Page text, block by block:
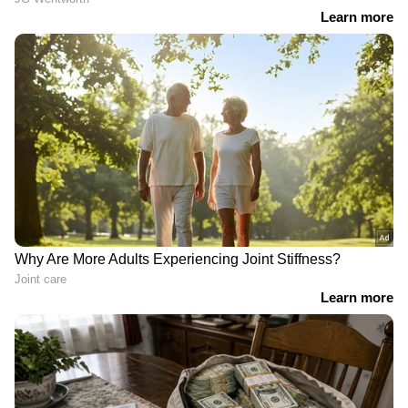
Related Articles
'അതോടെ ആ പ്രശസ്‍ത നടനെ ഞാൻ
വെറുത്ത് പോയി'; ദുരനുഭവം പറഞ്ഞ്
സോഷ്യൽ മീഡിയ താരം അഖിൽ
'നിങ്ങൾ കൂടി നശിക്കൂ എന്ന ചിന്തയാണ്';
ലഹരി ആരോപണം നടത്തിയ
സജ്‍നക്കെതിരെ ദിയ സന
സാമ്പത്തിക തർക്കത്തിൽ
മധ്യസ്ഥതയ്ക്ക്
വിടണമെന്ന ആവശ്യം
തള്ളി കോടതി
'അതിമനോഹരം'; ഇനി
ശബരിമല ഉള്‍പ്പെടുന്ന
അവസാന ഷെഡ്യൂള്‍
LATEST VIDEOS
'അച്ഛന്‍ മസില്